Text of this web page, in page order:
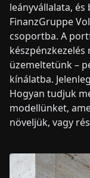
leányvállalata,
FinanzGruppe
csoportba. A
üzemeltetünk –
kínálatba.
Hogyan tudjuk
modellünket,
növeljük, vagy